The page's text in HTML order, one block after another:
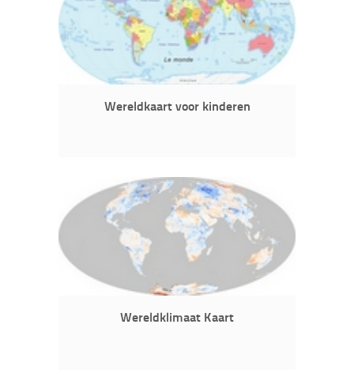
Wereldkaart voor kinderen
Wereldklimaat Kaart